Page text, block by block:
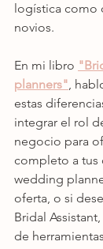
logística como
novios.
En mi libro
planners",
estas
integrar el rol
negocio para
completo a tus
wedding
oferta, o si
Bridal
de